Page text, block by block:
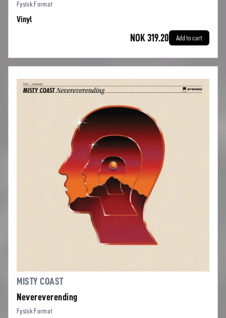
Fysisk Format
Vinyl
NOK 319.20 Add to cart
MISTY COAST
Nevereverending
Fysisk Format